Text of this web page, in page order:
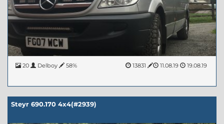
20 19.08.19
Delboy 11.08.19
58% 13831
Steyr 690.170 4x4(#2939)